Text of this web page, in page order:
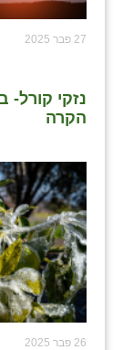
27 פבר 2025
נזקי קורל-
הקרה
26 פבר 2025